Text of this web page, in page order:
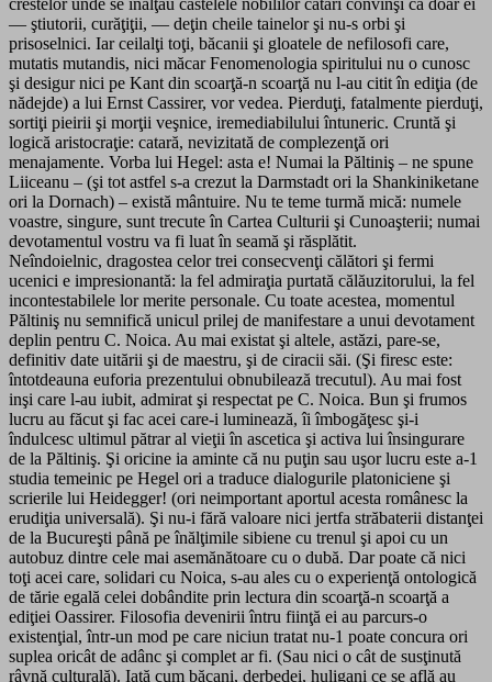
crestelor unde se înălţau castelele nobililor catari convinşi că doar ei
— ştiutorii, curăţiţii, — deţin cheile tainelor şi nu-s orbi şi
prisoselnici. Iar ceilalţi toţi, băcanii şi gloatele de nefilosofi care,
mutatis mutandis, nici măcar Fenomenologia spiritului nu o cunosc
şi desigur nici pe Kant din scoarţă-n scoarţă nu l-au citit în ediţia (de
nădejde) a lui Ernst Cassirer, vor vedea. Pierduţi, fatalmente pierduţi,
sortiţi pieirii şi morţii veşnice, iremediabilului întuneric. Cruntă şi
logică aristocraţie: catară, nevizitată de complezenţă ori
menajamente. Vorba lui Hegel: asta e! Numai la Păltiniş – ne spune
Liiceanu – (şi tot astfel s-a crezut la Darmstadt ori la Shankiniketane
ori la Dornach) – există mântuire. Nu te teme turmă mică: numele
voastre, singure, sunt trecute în Cartea Culturii şi Cunoaşterii; numai
devotamentul vostru va fi luat în seamă şi răsplătit.
Neîndoielnic, dragostea celor trei consecvenţi călători şi fermi
ucenici e impresionantă: la fel admiraţia purtată călăuzitorului, la fel
incontestabilele lor merite personale. Cu toate acestea, momentul
Păltiniş nu semnifică unicul prilej de manifestare a unui devotament
deplin pentru C. Noica. Au mai existat şi altele, astăzi, pare-se,
definitiv date uitării şi de maestru, şi de ciracii săi. (Şi firesc este:
întotdeauna euforia prezentului obnubilează trecutul). Au mai fost
inşi care l-au iubit, admirat şi respectat pe C. Noica. Bun şi frumos
lucru au făcut şi fac acei care-i luminează, îi îmbogăţesc şi-i
îndulcesc ultimul pătrar al vieţii în ascetica şi activa lui însingurare
de la Păltiniş. Şi oricine ia aminte că nu puţin sau uşor lucru este a-1
studia temeinic pe Hegel ori a traduce dialogurile platoniciene şi
scrierile lui Heidegger! (ori neimportant aportul acesta românesc la
erudiţia universală). Şi nu-i fără valoare nici jertfa străbaterii distanţei
de la Bucureşti până pe înălţimile sibiene cu trenul şi apoi cu un
autobuz dintre cele mai asemănătoare cu o dubă. Dar poate că nici
toţi acei care, solidari cu Noica, s-au ales cu o experienţă ontologică
de tărie egală celei dobândite prin lectura din scoarţă-n scoarţă a
ediţiei Oassirer. Filosofia devenirii întru fiinţă ei au parcurs-o
existenţial, într-un mod pe care niciun tratat nu-1 poate concura ori
suplea oricât de adânc şi complet ar fi. (Sau nici o cât de susţinută
râvnă culturală). Iată cum băcani, derbedei, huligani ce se află au